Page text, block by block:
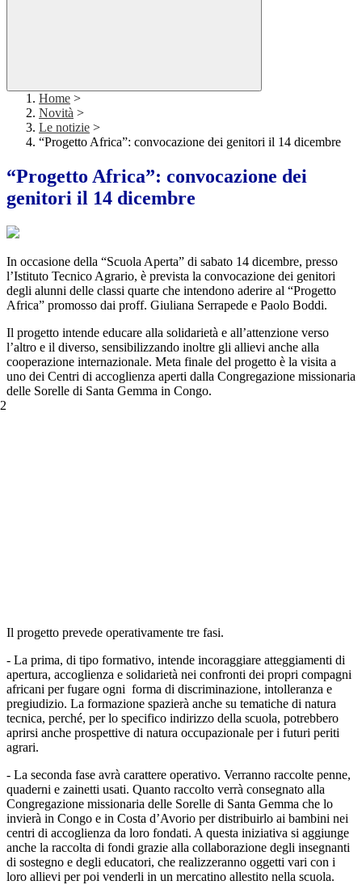
Home >
Novità >
Le notizie >
“Progetto Africa”: convocazione dei genitori il 14 dicembre
“Progetto Africa”: convocazione dei
genitori il 14 dicembre
In occasione della “Scuola Aperta” di sabato 14 dicembre, presso
l’Istituto Tecnico Agrario, è prevista la convocazione dei genitori
degli alunni delle classi quarte che intendono aderire al “Progetto
Africa” promosso dai proff. Giuliana Serrapede e Paolo Boddi.
Il progetto intende educare alla solidarietà e all’attenzione verso
l’altro e il diverso, sensibilizzando inoltre gli allievi anche alla
cooperazione internazionale. Meta finale del progetto è la visita a
uno dei Centri di accoglienza aperti dalla Congregazione missionaria
delle Sorelle di Santa Gemma in Congo.
Il progetto prevede operativamente tre fasi.
- La prima, di tipo formativo, intende incoraggiare atteggiamenti di
apertura, accoglienza e solidarietà nei confronti dei propri compagni
africani per fugare ogni forma di discriminazione, intolleranza e
pregiudizio. La formazione spazierà anche su tematiche di natura
tecnica, perché, per lo specifico indirizzo della scuola, potrebbero
aprirsi anche prospettive di natura occupazionale per i futuri periti
agrari.
- La seconda fase avrà carattere operativo. Verranno raccolte penne,
quaderni e zainetti usati. Quanto raccolto verrà consegnato alla
Congregazione missionaria delle Sorelle di Santa Gemma che lo
invierà in Congo e in Costa d’Avorio per distribuirlo ai bambini nei
centri di accoglienza da loro fondati. A questa iniziativa si aggiunge
anche la raccolta di fondi grazie alla collaborazione degli insegnanti
di sostegno e degli educatori, che realizzeranno oggetti vari con i
loro allievi per poi venderli in un mercatino allestito nella scuola.